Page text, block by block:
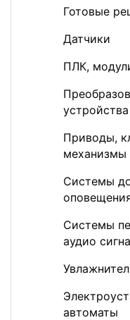
Готовые
Датчики
ПЛК,
Приводы,
механизмы
Системы
Системы
аудио
автоматы